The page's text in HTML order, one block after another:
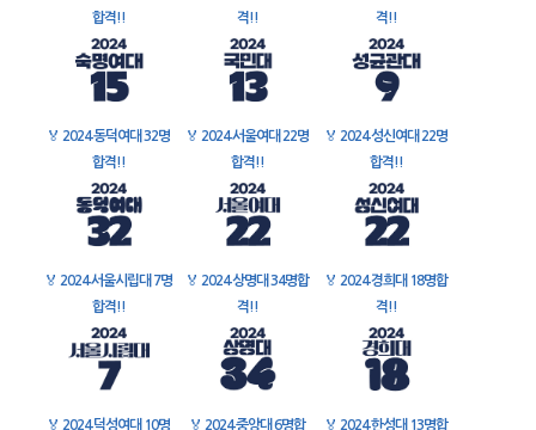
합격!!
격!!
격!!
🏅 2024 동덕여대 32명
합격!!
🏅 2024 서울여대 22명
합격!!
🏅 2024 성신여대 22명
합격!!
🏅 2024 서울시립대 7명
합격!!
🏅 2024 상명대 34명합
격!!
🏅 2024 경희대 18명합
격!!
🏅 2024 덕성여대 10명
🏅 2024 중앙대 6명합
🏅 2024 한성대 13명합